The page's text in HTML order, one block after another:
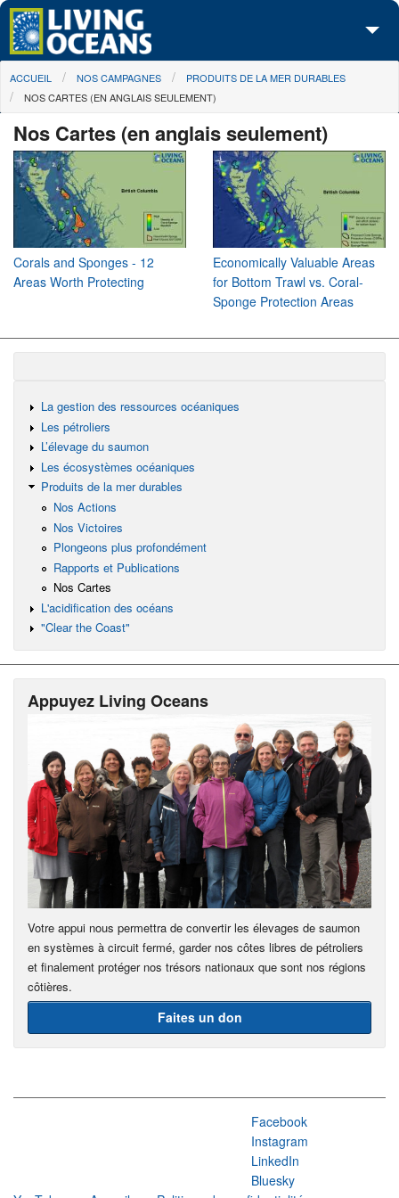
Skip to main content
À propos de nous
Centre des Médias
Les Cartes
Passez à l'action
You are here
ACCUEIL NOS CAMPAGNES
PRODUITS DE LA MER DURABLES
NOS CARTES (EN ANGLAIS SEULEMENT)
Nos Cartes (en anglais seulement)
Corals and Sponges - 12
Areas Worth Protecting
Economically Valuable Areas
for Bottom Trawl vs. Coral-
Sponge Protection Areas
La gestion des ressources océaniques
Les pétroliers
L’élevage du saumon
Les écosystèmes océaniques
Produits de la mer durables
Nos Actions
Nos Victoires
Plongeons plus profondément
Rapports et Publications
Nos Cartes
L'acidification des océans
"Clear the Coast"
Appuyez Living Oceans
Votre appui nous permettra de convertir les élevages de saumon
en systèmes à circuit fermé, garder nos côtes libres de pétroliers
et finalement protéger nos trésors nationaux que sont nos régions
côtières.
Faites un don
Facebook
Instagram
LinkedIn
Bluesky